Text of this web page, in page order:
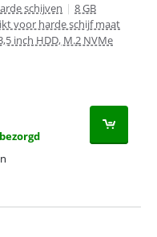
schijven | 8 GB
voor harde schijf maat
inch HDD, M.2 NVMe